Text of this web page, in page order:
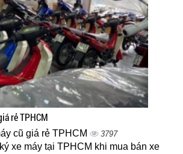
rẻ TPHCM
cũ giá rẻ TPHCM 3797
xe máy tại TPHCM khi mua bán xe